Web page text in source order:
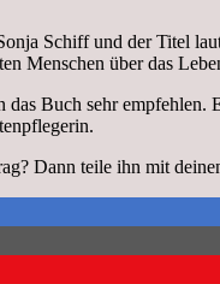
Schiff und der Titel
Menschen über das
das Buch sehr empfehlen.
Dann teile ihn mit